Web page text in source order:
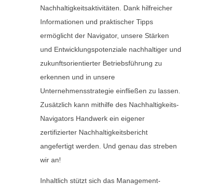
Nachhaltigkeitsaktivitäten. Dank hilfreicher
Informationen und praktischer Tipps
ermöglicht der Navigator, unsere Stärken
und Entwicklungspotenziale nachhaltiger und
zukunftsorientierter Betriebsführung zu
erkennen und in unsere
Unternehmensstrategie einfließen zu lassen.
Zusätzlich kann mithilfe des Nachhaltigkeits-
Navigators Handwerk ein eigener
zertifizierter Nachhaltigkeitsbericht
angefertigt werden. Und genau das streben
wir an!
Inhaltlich stützt sich das Management-